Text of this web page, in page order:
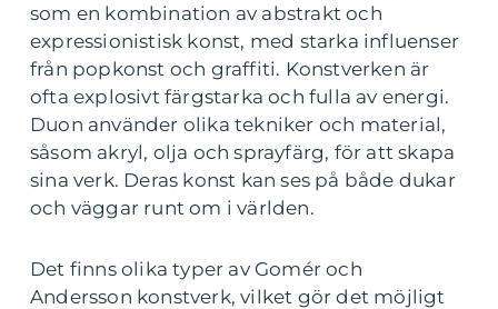
som en kombination av abstrakt och
expressionistisk konst, med starka influenser
från popkonst och graffiti. Konstverken är
ofta explosivt färgstarka och fulla av energi.
Duon använder olika tekniker och material,
såsom akryl, olja och sprayfärg, för att skapa
sina verk. Deras konst kan ses på både dukar
och väggar runt om i världen.
Det finns olika typer av Gomér och
Andersson konstverk, vilket gör det möjligt